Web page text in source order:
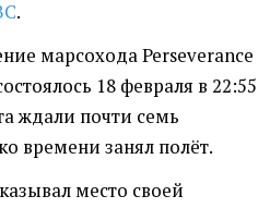
.
марсохода Perseverance
18 февраля в 22:55
ждали почти семь
времени занял полёт.
место своей